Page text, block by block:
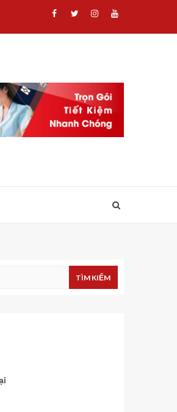
Facebook
TwitterInstagram
Youtube